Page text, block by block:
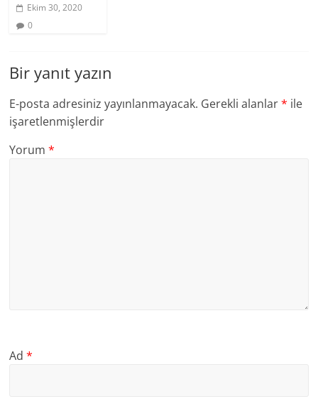
Ekim 30, 2020
0
Bir yanıt yazın
E-posta adresiniz yayınlanmayacak. Gerekli alanlar* ile
işaretlenmişlerdir
Yorum*
Ad*